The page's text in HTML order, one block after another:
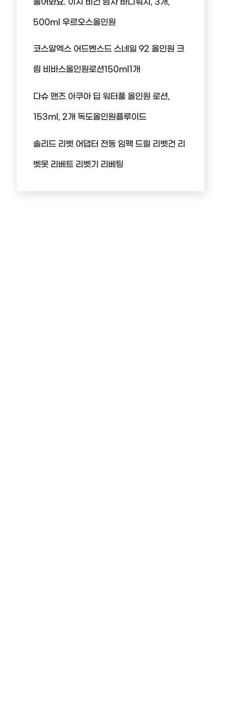
500ml 우르오스올인원
코스알엑스 어드벤스드 스네일 92 올인원 크
림 비바스올인원로션150ml1개
다슈 맨즈 아쿠아 딥 워터풀 올인원 로션,
153ml, 2개 독도올인원플루이드
솔리드 리벳 어댑터 전동 임팩 드릴 리벳건 리
벳못 리베트 리벳기 리베팅